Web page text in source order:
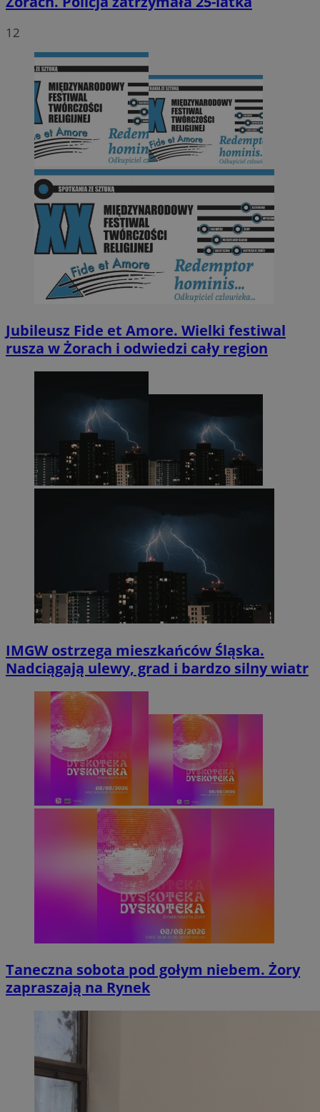
12
Jubileusz Fide et Amore. Wielki festiwal
rusza w Żorach i odwiedzi cały region
IMGW ostrzega mieszkańców Śląska.
Nadciągają ulewy, grad i bardzo silny wiatr
Taneczna sobota pod gołym niebem. Żory
zapraszają na Rynek